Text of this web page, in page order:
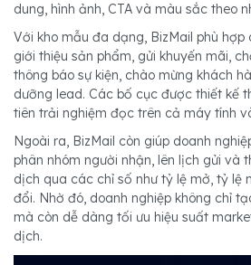
dung, hình ảnh, CTA và màu sắc theo
Với kho mẫu đa dạng, BizMail phù hợp
giới thiệu sản phẩm, gửi khuyến mãi,
thông báo sự kiện, chào mừng khách
dưỡng lead. Các bố cục được thiết kế
tiên trải nghiệm đọc trên cả máy tính
Ngoài ra, BizMail còn giúp doanh
phân nhóm người nhận, lên lịch gửi và
dịch qua các chỉ số như tỷ lệ mở, tỷ lệ
đổi. Nhờ đó, doanh nghiệp không chỉ
mà còn dễ dàng tối ưu hiệu suất
dịch.